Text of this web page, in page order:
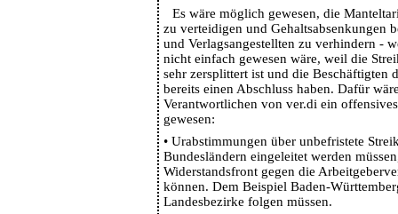
Es wäre möglich gewesen, die
zu verteidigen und Gehaltsabsenkungen
und Verlagsangestellten zu verhindern -
nicht einfach gewesen wäre, weil die
sehr zersplittert ist und die Beschäftigten
bereits einen Abschluss haben. Dafür
Verantwortlichen von ver.di ein
gewesen:
• Urabstimmungen über unbefristete
Bundesländern eingeleitet werden
Widerstandsfront gegen die
können. Dem Beispiel Baden-
Landesbezirke folgen müssen.